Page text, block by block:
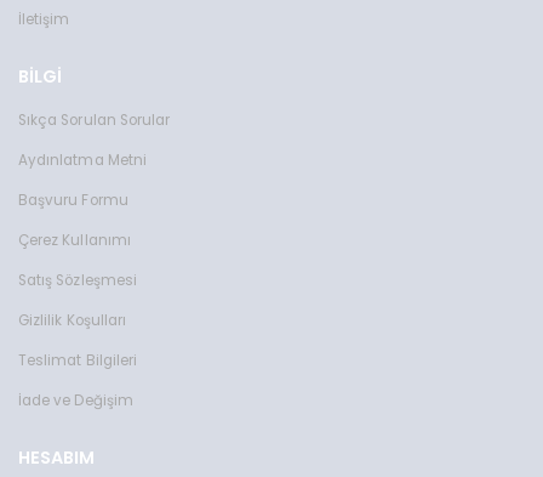
İletişim
BİLGİ
Sıkça Sorulan Sorular
Aydınlatma Metni
Başvuru Formu
Çerez Kullanımı
Satış Sözleşmesi
Gizlilik Koşulları
Teslimat Bilgileri
İade ve Değişim
HESABIM